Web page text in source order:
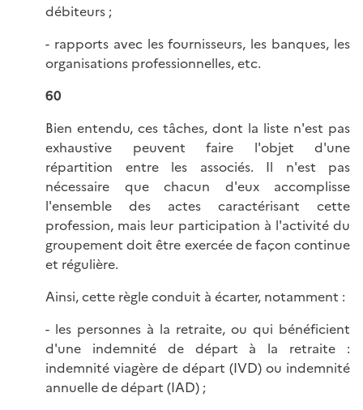
débiteurs ;
- rapports avec les fournisseurs, les banques, les
organisations professionnelles, etc.
60
Bien entendu, ces tâches, dont la liste n'est pas
exhaustive peuvent faire l'objet d'une
répartition entre les associés. Il n'est pas
nécessaire que chacun d'eux accomplisse
l'ensemble des actes caractérisant cette
profession, mais leur participation à l'activité du
groupement doit être exercée de façon continue
et régulière.
Ainsi, cette règle conduit à écarter, notamment :
- les personnes à la retraite, ou qui bénéficient
d'une indemnité de départ à la retraite :
indemnité viagère de départ (IVD) ou indemnité
annuelle de départ (IAD) ;